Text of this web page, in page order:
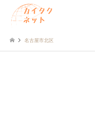
名古屋市北区